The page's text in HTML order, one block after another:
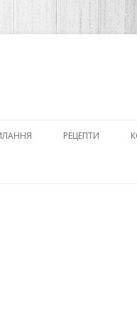
РЕЦЕПТИ
АБО ЯК